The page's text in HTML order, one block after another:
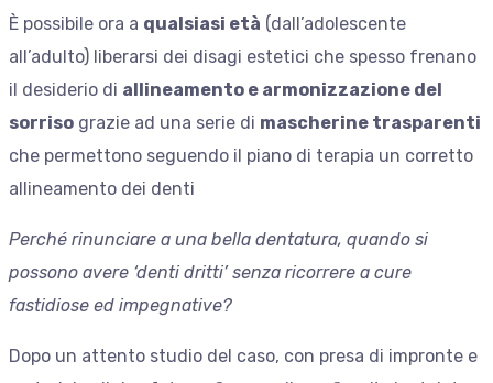
È possibile ora a qualsiasi età (dall’adolescente
all’adulto) liberarsi dei disagi estetici che spesso frenano
il desiderio di allineamento e armonizzazione del
sorriso grazie ad una serie di mascherine trasparenti
che permettono seguendo il piano di terapia un corretto
allineamento dei denti
Perché rinunciare a una bella dentatura, quando si
possono avere ‘denti dritti’ senza ricorrere a cure
fastidiose ed impegnative?
Dopo un attento studio del caso, con presa di impronte e